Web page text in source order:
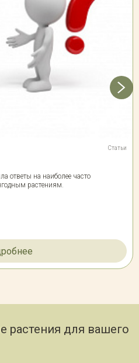
Статьи
ответы на наиболее часто
растениям.
растения для вашего